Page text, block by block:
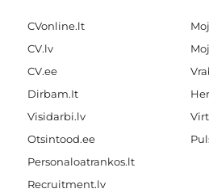
CVonline.lt
CV.lv
CV.ee
Dirbam.It
Visidarbi.lv
Otsintood.ee
Personaloatrankos.lt
Recruitment.lv